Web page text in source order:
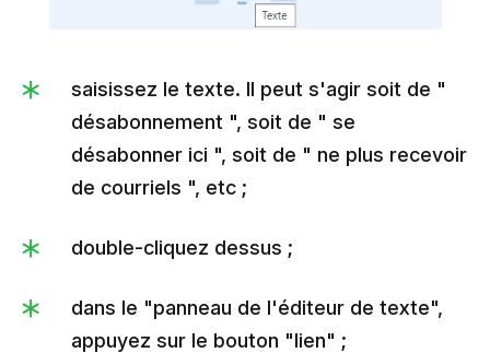
saisissez le texte. Il peut s'agir soit de "
désabonnement ", soit de " se
désabonner ici ", soit de " ne plus recevoir
de courriels ", etc ;
double-cliquez dessus ;
dans le "panneau de l'éditeur de texte",
appuyez sur le bouton "lien" ;